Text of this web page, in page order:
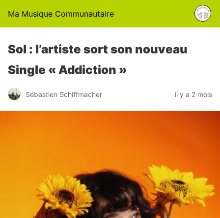
Ma Musique Communautaire
Sol : l’artiste sort son nouveau
Single « Addiction »
Sébastien Schiffmacher il y a 2 mois